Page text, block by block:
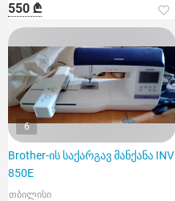
550 ₾
6
Brother-ის საქარგავ მანქანა INV
850E
თბილისი